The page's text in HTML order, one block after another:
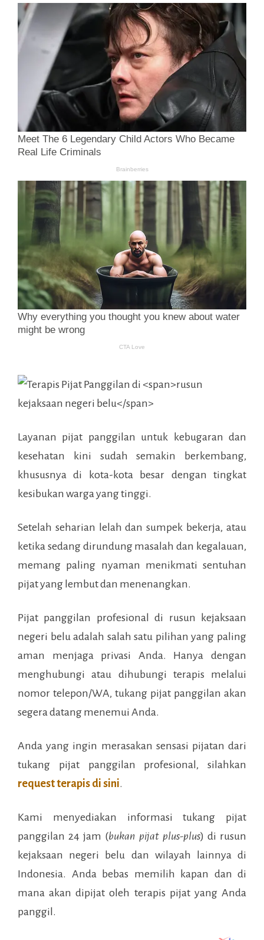
Layanan pijat panggilan untuk kebugaran dan
kesehatan kini sudah semakin berkembang,
khususnya di kota-kota besar dengan tingkat
kesibukan warga yang tinggi.
Setelah seharian lelah dan sumpek bekerja, atau
ketika sedang dirundung masalah dan kegalauan,
memang paling nyaman menikmati sentuhan
pijat yang lembut dan menenangkan.
Pijat panggilan profesional di rusun kejaksaan
negeri beluadalah salah satu pilihan yang paling
aman menjaga privasi Anda. Hanya dengan
menghubungi atau dihubungi terapis melalui
nomor telepon/WA, tukang pijat panggilan akan
segera datang menemui Anda.
Anda yang ingin merasakan sensasi pijatan dari
tukang pijat panggilan profesional, silahkan
request terapis di sini.
Kami menyediakan informasi tukang pijat
panggilan 24 jam (bukan pijat plus-plus) di rusun
kejaksaan negeri belu dan wilayah lainnya di
Indonesia. Anda bebas memilih kapan dan di
mana akan dipijat oleh terapis pijat yang Anda
panggil.